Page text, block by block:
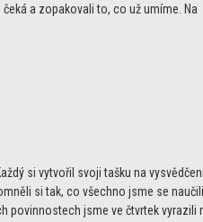
a zopakovali to, co už umíme. Na
si vytvořil svoji tašku na
si tak, co všechno jsme se
povinnostech jsme ve čtvrtek vyrazili